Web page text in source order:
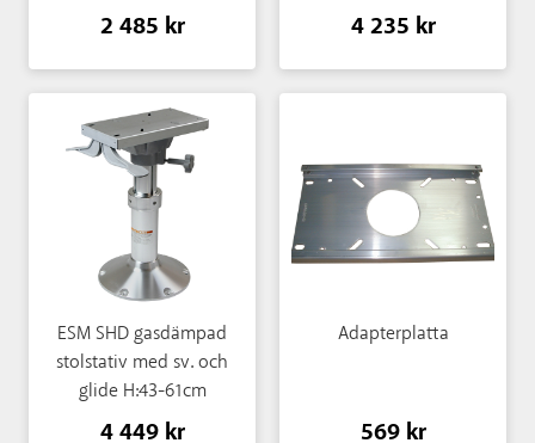
2 485 kr 4 235 kr
ESM SHD gasdämpad
stolstativ med sv. och
glide H:43-61cm
4 449 kr
Adapterplatta
569 kr